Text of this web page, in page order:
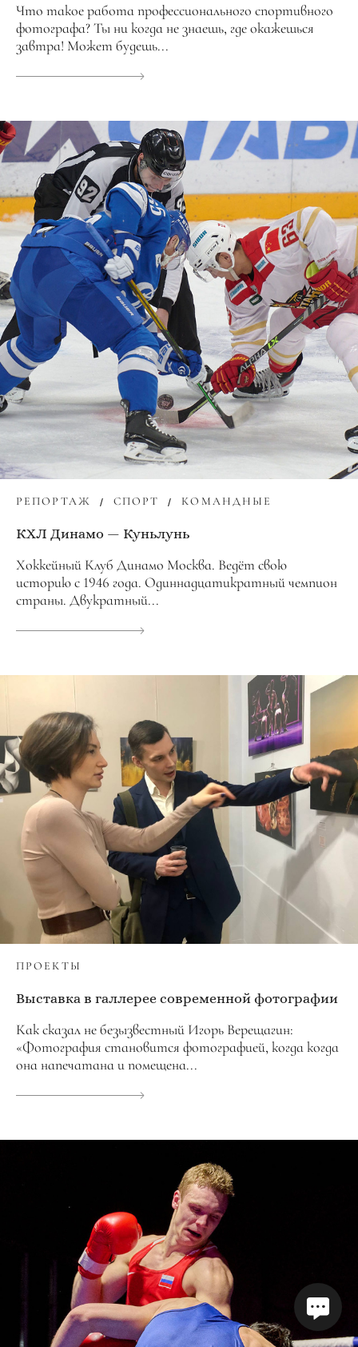
Что такое работа профессионального спортивного
фотографа? Ты ни когда не знаешь, где окажешься
завтра! Может будешь...
РЕПОРТАЖ СПОРТ КОМАНДНЫЕ
КХЛ Динамо — Куньлунь
Хоккейный Клуб Динамо Москва. Ведёт свою
историю с 1946 года. Одиннадцатикратный чемпион
страны. Двукратный...
ПРОЕКТЫ
Выставка в галлерее современной фотографии
Как сказал не безызвестный Игорь Верещагин:
«Фотография становится фотографией, когда когда
она напечатана и помещена...